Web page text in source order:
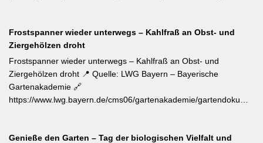
dem Boden — konsequent entfernt werden, da sie die veredelte
Sorte verdrängen. Kletterrosen wie ‚Sympathie‘ müssen neues
Riebtentrieb durch Anbinden in die gewünschte Richtung geleitet
werden. Ab Ende Juni ist die Hochblüte zudem die beste Zeit für
Veredelungen: robuste Sorten lassen sich jetzt mit jungen
Unterlagen zusammenbringen. Eine schnell wirkende
Spätsommer.
Frostspanner wieder unterwegs – Kahlfraß an Obst- und
Ziergehölzen droht
Frostspanner wieder unterwegs – Kahlfraß an Obst- und
Ziergehölzen droht 📍 Quelle: LWG Bayern – Bayerische
Gartenakademie 🔗
https://www.lwg.bayern.de/cms06/gartenakademie/
Apfelbäumen, Rosen, Ahorn und Hartriegel. Die charakteristisch
Genieße den Garten – Tag der biologischen Vielfalt und